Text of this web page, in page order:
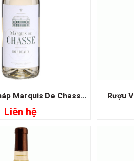
Đọc tiếp
Rượu Vang Pháp Marquis De Chasse Bordeaux
Liên hệ
Rượu